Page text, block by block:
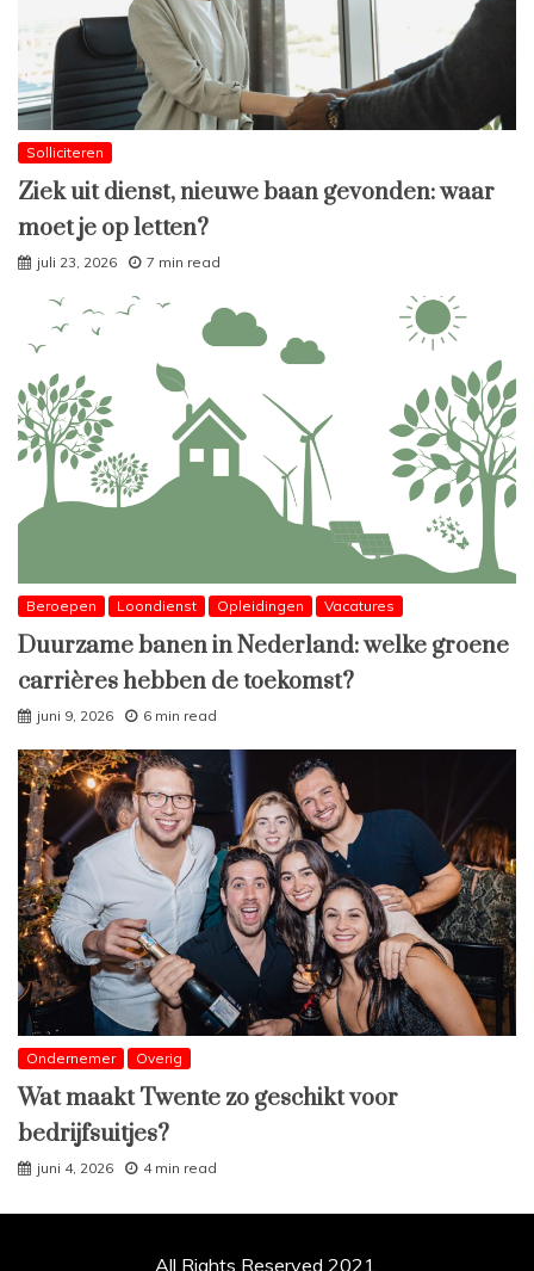
Solliciteren
Ziek uit dienst, nieuwe baan gevonden: waar
moet je op letten?
juli 23, 2026 7 min read
Beroepen Loondienst Opleidingen Vacatures
Duurzame banen in Nederland: welke groene
carrières hebben de toekomst?
juni 9, 2026 6 min read
Ondernemer Overig
Wat maakt Twente zo geschikt voor
bedrijfsuitjes?
juni 4, 2026 4 min read
All Rights Reserved 2021.